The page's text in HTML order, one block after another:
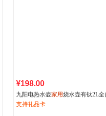
¥198.00
九阳电热水壶家用烧水壶有钛2L全
动开水瓶
支持礼品卡